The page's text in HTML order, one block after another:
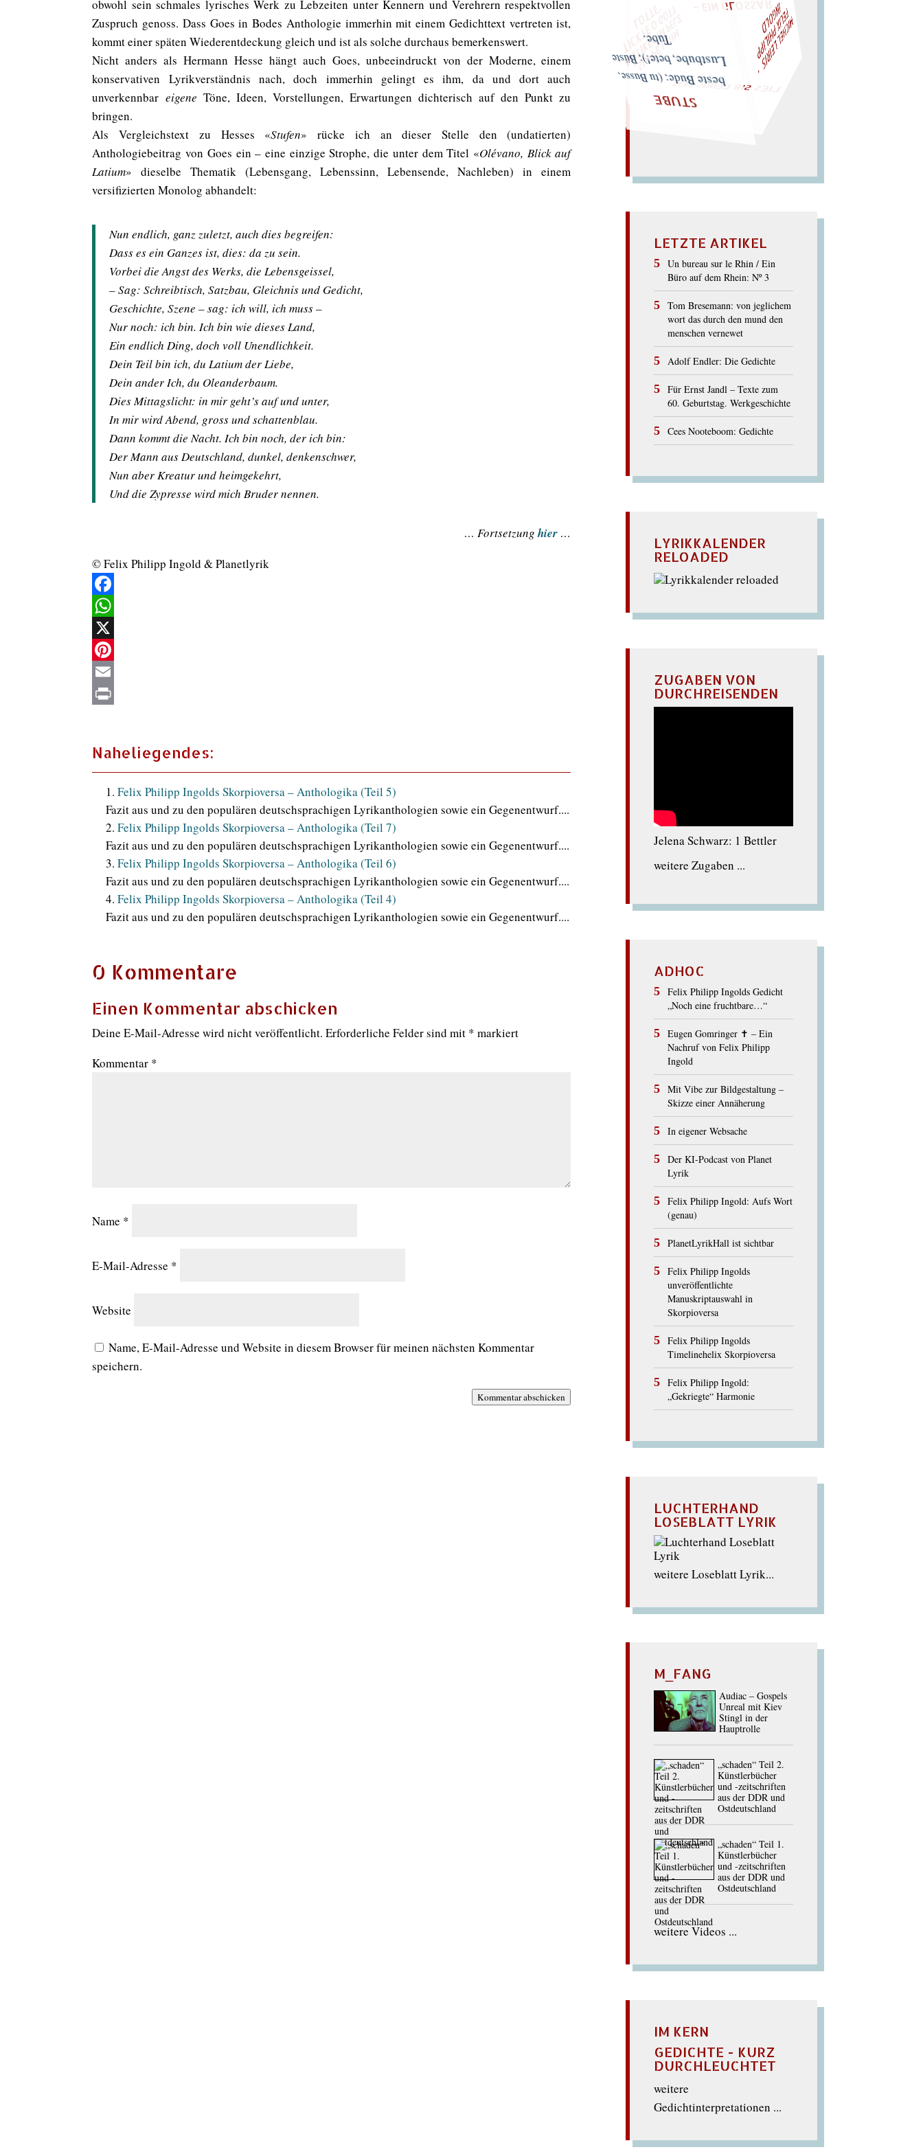
obwohl sein schmales lyrisches Werk zu Lebzeiten unter Kennern und Verehrern respektvollen
Zuspruch genoss. Dass Goes in Bodes Anthologie immerhin miteinem Gedichttext vertreten ist,
kommt einer späten Wiederentdeckung gleich und ist als solche durchaus bemerkenswert.
Nicht anders als Hermann Hesse hängt auch Goes, unbeeindruckt von der Moderne, einem
konservativen Lyrikverständnis nach, doch immerhin gelingt es ihm, da und dort auch
unverkennbar eigene Töne, Ideen, Vorstellungen, Erwartungen dichterisch auf den Punkt zu
bringen.
Als Vergleichstext zu Hesses «Stufen» rücke ich an dieser Stelle den (undatierten)
Anthologiebeitrag von Goes ein – eine einzige Strophe, die unter dem Titel «Olévano, Blick auf
Latium» dieselbe Thematik (Lebensgang, Lebenssinn, Lebensende, Nachleben) in einem
versifizierten Monolog abhandelt:
Nun endlich, ganz zuletzt, auch dies begreifen:
Dass es ein Ganzes ist, dies: da zu sein.
Vorbei die Angst des Werks, die Lebensgeissel,
– Sag: Schreibtisch, Satzbau, Gleichnis und Gedicht,
Geschichte, Szene – sag: ich will, ich muss –
Nur noch: ich bin. Ich bin wie dieses Land,
Ein endlich Ding, doch voll Unendlichkeit.
Dein Teil bin ich, du Latium der Liebe,
Dein ander Ich, du Oleanderbaum.
Dies Mittagslicht: in mir geht’s auf und unter,
In mir wird Abend, gross und schattenblau.
Dann kommt die Nacht. Ich bin noch, der ich bin:
Der Mann aus Deutschland, dunkel, denkenschwer,
Nun aber Kreatur und heimgekehrt,
Und die Zypresse wird mich Bruder nennen.
… Fortsetzunghier …
© Felix Philipp Ingold & Planetlyrik
Facebook
WhatsApp
X
Pinterest
Email
Naheliegendes:
Felix Philipp Ingolds Skorpioversa – Anthologika (Teil 5)
Fazit aus und zu den populären deutschsprachigen Lyrikanthologien sowie ein Gegenentwurf....
Felix Philipp Ingolds Skorpioversa – Anthologika (Teil 7)
Fazit aus und zu den populären deutschsprachigen Lyrikanthologien sowie ein Gegenentwurf....
Felix Philipp Ingolds Skorpioversa – Anthologika (Teil 6)
Fazit aus und zu den populären deutschsprachigen Lyrikanthologien sowie ein Gegenentwurf....
Felix Philipp Ingolds Skorpioversa – Anthologika (Teil 4)
Fazit aus und zu den populären deutschsprachigen Lyrikanthologien sowie ein Gegenentwurf....
0 Kommentare
Einen Kommentar abschicken
Deine E-Mail-Adresse wird nicht veröffentlicht. Erforderliche Felder sind mit * markiert
Kommentar *
Name *
E-Mail-Adresse *
Website
Name, E-Mail-Adresse und Website in diesem Browser für meinen nächsten Kommentar
speichern.
Kommentar abschicken
„
S
U
P
P
E
L
E
H
M
A
N
T
I
K
E
S
I
M
P
E
L
Z
T
I
C
K
T
E
O
G
O
T
TL
O
T
T
E
beste Bude; (tu Busse,
Lustbube, bete!); Büste;
Tube. M
I
C
H
E
L
L
E
I
R
I
S
・
F
E
L
I
X
P
H
I
L
I
P
P
I
N
G
O
L
D
LIES SIR LEIRIS LEIS
LETZTE ARTIKEL
Un bureau sur le Rhin / Ein
Büro auf dem Rhein: Nº 3
Tom Bresemann: von jeglichem
wort das durch den mund den
menschen vernewet
Adolf Endler: Die Gedichte
Für Ernst Jandl – Texte zum
60. Geburtstag. Werkgeschichte
Cees Nooteboom: Gedichte
LYRIKKALENDER
RELOADED
ZUGABEN VON
DURCHREISENDEN
Jelena Schwarz: 1 Bettler
weitere Zugaben ...
ADHOC
Felix Philipp Ingolds Gedicht
„Noch eine fruchtbare…“
Eugen Gomringer ✝︎ – Ein
Nachruf von Felix Philipp
Ingold
Mit Vibe zur Bildgestaltung –
Skizze einer Annäherung
In eigener Websache
Der KI-Podcast von Planet
Lyrik
Felix Philipp Ingold: Aufs Wort
(genau)
PlanetLyrikHall ist sichtbar
Felix Philipp Ingolds
unveröffentlichte
Manuskriptauswahl in
Skorpioversa
Felix Philipp Ingolds
Timelinehelix Skorpioversa
Felix Philipp Ingold:
„Gekriegte“ Harmonie
LUCHTERHAND
LOSEBLATT LYRIK
weitere Loseblatt Lyrik...
M_FANG
Audiac – Gospels
Unreal mit Kiev
Stingl in der
Hauptrolle
„schaden“ Teil 2.
Künstlerbücher
und -zeitschriften
aus der DDR und
Ostdeutschland
„schaden“ Teil 1.
Künstlerbücher
und -zeitschriften
aus der DDR und
Ostdeutschland
weitere Videos ...
IM KERN
GEDICHTE - KURZ
DURCHLEUCHTET
weitere
Gedichtinterpretationen ...